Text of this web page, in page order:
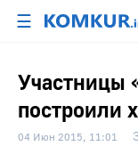
☰
Участницы
построили
04 Июн 2015, 11:01